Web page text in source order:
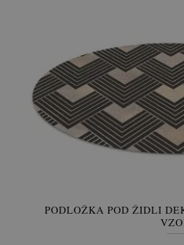
PODLOŽKA POD ŽIDLI